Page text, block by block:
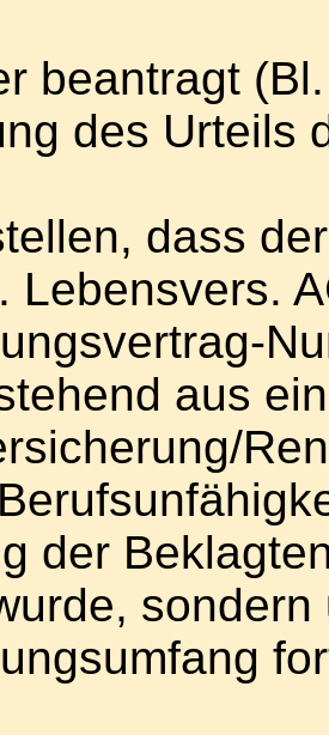
beantragt
des Urteils
dass
Lebensvers.
aus
der